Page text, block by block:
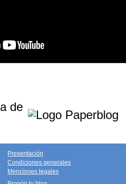
de
Presentación
Condiciones generales
Menciones legales